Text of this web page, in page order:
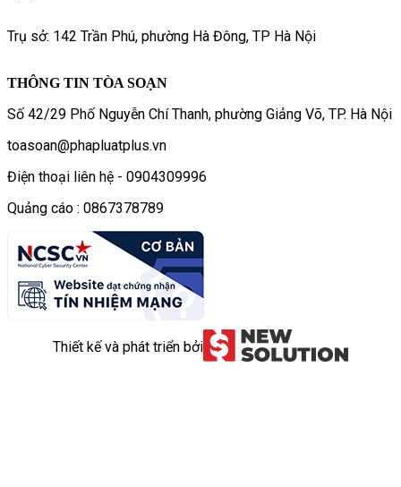
Trụ sở: 142 Trần Phú, phường Hà Đông, TP Hà Nội
THÔNG TIN TÒA SOẠN
Số 42/29 Phố Nguyễn Chí Thanh, phường Giảng Võ, TP. Hà Nội
toasoan@phapluatplus.vn
Điện thoại liên hệ - 0904309996
Quảng cáo : 0867378789
Thiết kế và phát triển bởi